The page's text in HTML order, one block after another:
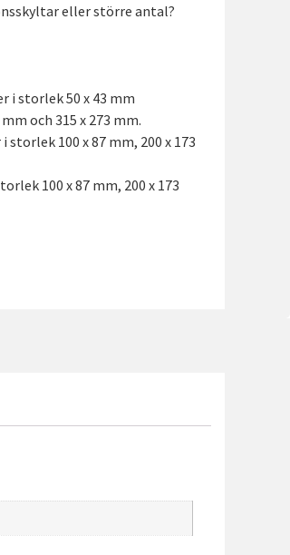
eller större antal?
i storlek 50 x 43 mm
och 315 x 273 mm.
100 x 87 mm, 200 x 173
100 x 87 mm, 200 x 173